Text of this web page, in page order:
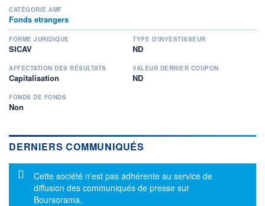
CATÉGORIE AMF
Fonds etrangers
FORME JURIDIQUE
SICAV
TYPE D'INVESTISSEUR
ND
AFFECTATION DES RÉSULTATS
Capitalisation
VALEUR DERNIER COUPON
ND
FONDS DE FONDS
Non
DERNIERS COMMUNIQUÉS
Message d'information
Cette société n'est pas adhérente au service de
diffusion des communiqués de presse sur
Boursorama.